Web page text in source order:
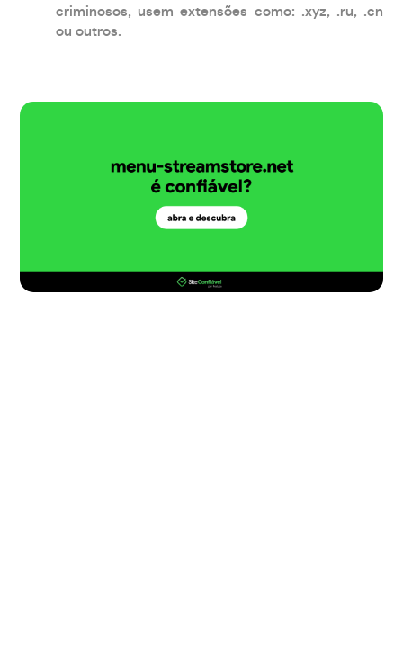
criminosos, usem extensões como: .xyz, .ru, .cn
ou outros.